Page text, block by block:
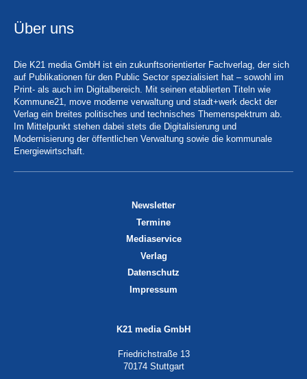
Über uns
Die K21 media GmbH ist ein zukunftsorientierter Fachverlag, der sich
auf Publikationen für den Public Sector spezialisiert hat – sowohl im
Print- als auch im Digitalbereich. Mit seinen etablierten Titeln wie
Kommune21, move moderne verwaltung und stadt+werk deckt der
Verlag ein breites politisches und technisches Themenspektrum ab.
Im Mittelpunkt stehen dabei stets die Digitalisierung und
Modernisierung der öffentlichen Verwaltung sowie die kommunale
Energiewirtschaft.
Newsletter
Termine
Mediaservice
Verlag
Datenschutz
Impressum
K21 media GmbH
Friedrichstraße 13
70174 Stuttgart